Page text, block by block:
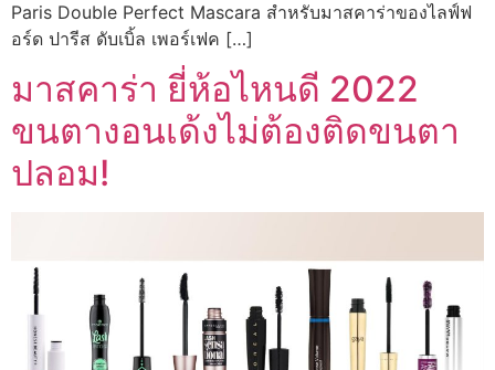
Paris Double Perfect Mascara สำหรับมาสคาร่าของไลฟ์ฟ
อร์ด ปารีส ดับเบิ้ล เพอร์เฟค […]
มาสคาร่า ยี่ห้อไหนดี 2022
ขนตางอนเด้งไม่ต้องติดขนตา
ปลอม!